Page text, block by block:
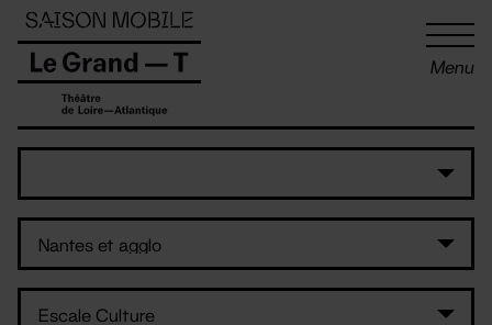
Menu
Panneau de gestion des cookies